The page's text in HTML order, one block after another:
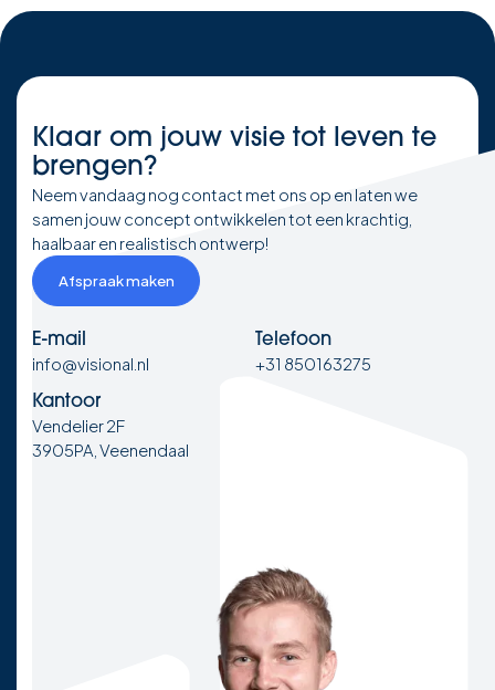
Klaar om jouw visie tot leven te
brengen?
Neem vandaag nog contact met ons op en laten we
samen jouw concept ontwikkelen tot een krachtig,
haalbaar en realistisch ontwerp!
Afspraak maken
E-mail
info@visional.nl
Telefoon
+31 850163275
Kantoor
Vendelier 2F
3905PA, Veenendaal